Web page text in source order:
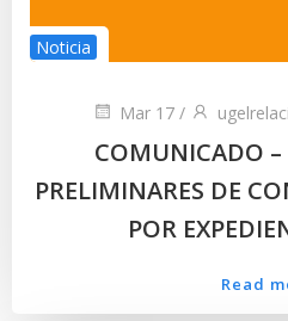
Noticia
Mar 17 /
COMUNICADO –
PRELIMINARES DE
POR
Read